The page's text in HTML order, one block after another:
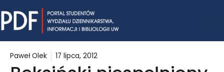
to
content
Paweł Olek 17 lipca, 2012